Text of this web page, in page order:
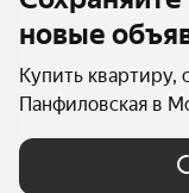
новые
Купить квартиру,
Панфиловская в